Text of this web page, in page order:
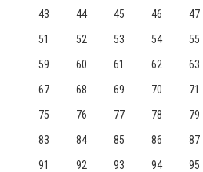
43
44 45 46 47
51
52 53 54 55
59
60 61 62 63
67
68 69 70 71
75
76 77 78 79
83
84 85 86 87
91
92 93 94 95